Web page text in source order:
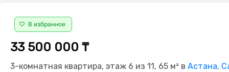
В избранное
33 500 000 ₸
3-комнатная квартира, этаж 6 из 11, 65 м² в Астана,